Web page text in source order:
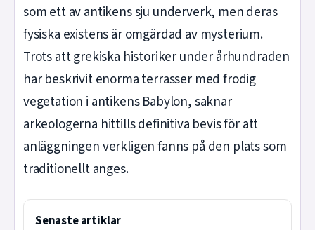
som ett av antikens sju underverk, men deras
fysiska existens är omgärdad av mysterium.
Trots att grekiska historiker under århundraden
har beskrivit enorma terrasser med frodig
vegetation i antikens Babylon, saknar
arkeologerna hittills definitiva bevis för att
anläggningen verkligen fanns på den plats som
traditionellt anges.
Senaste artiklar